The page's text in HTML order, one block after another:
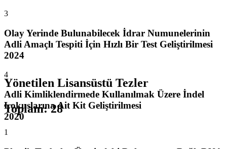
3
Olay Yerinde Bulunabilecek İdrar Numunelerinin
Adli Amaçlı Tespiti İçin Hızlı Bir Test Geliştirilmesi
2024
4
Adli Kimliklendirmede Kullanılmak Üzere İndel
Lokuslarına Ait Kit Geliştirilmesi
2020
Yönetilen Lisansüstü Tezler
Toplam:28
1